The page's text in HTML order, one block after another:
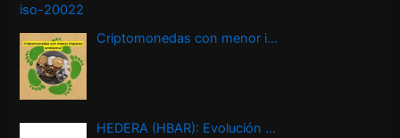
iso-20022
Criptomonedas con menor i…
HEDERA (HBAR): Evolución …